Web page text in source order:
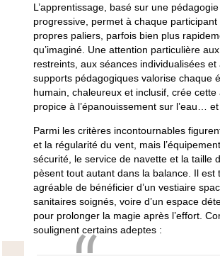
L’apprentissage, basé sur une
progressive, permet à chaque
propres paliers, parfois bien plus
qu’imaginé. Une attention particulière
restreints, aux séances individualisées
supports pédagogiques valorise chaque
humain, chaleureux et inclusif, crée cette
propice à l’épanouissement sur l’eau…
Parmi les critères incontournables
et la régularité du vent, mais
sécurité, le service de navette et la taille
pèsent tout autant dans la balance. Il est
agréable de bénéficier d’un vestiaire
sanitaires soignés, voire d’un espace
pour prolonger la magie après l’effort.
soulignent certains adeptes :